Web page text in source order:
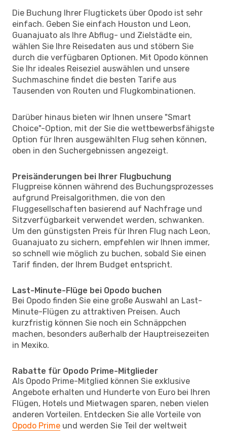
Die Buchung Ihrer Flugtickets über Opodo ist sehr
einfach. Geben Sie einfach Houston und Leon,
Guanajuato als Ihre Abflug- und Zielstädte ein,
wählen Sie Ihre Reisedaten aus und stöbern Sie
durch die verfügbaren Optionen. Mit Opodo können
Sie Ihr ideales Reiseziel auswählen und unsere
Suchmaschine findet die besten Tarife aus
Tausenden von Routen und Flugkombinationen.
Darüber hinaus bieten wir Ihnen unsere "Smart
Choice"-Option, mit der Sie die wettbewerbsfähigste
Option für Ihren ausgewählten Flug sehen können,
oben in den Suchergebnissen angezeigt.
Preisänderungen bei Ihrer Flugbuchung
Flugpreise können während des Buchungsprozesses
aufgrund Preisalgorithmen, die von den
Fluggesellschaften basierend auf Nachfrage und
Sitzverfügbarkeit verwendet werden, schwanken.
Um den günstigsten Preis für Ihren Flug nach Leon,
Guanajuato zu sichern, empfehlen wir Ihnen immer,
so schnell wie möglich zu buchen, sobald Sie einen
Tarif finden, der Ihrem Budget entspricht.
Last-Minute-Flüge bei Opodo buchen
Bei Opodo finden Sie eine große Auswahl an Last-
Minute-Flügen zu attraktiven Preisen. Auch
kurzfristig können Sie noch ein Schnäppchen
machen, besonders außerhalb der Hauptreisezeiten
in Mexiko.
Rabatte für Opodo Prime-Mitglieder
Als Opodo Prime-Mitglied können Sie exklusive
Angebote erhalten und Hunderte von Euro bei Ihren
Flügen, Hotels und Mietwagen sparen, neben vielen
anderen Vorteilen. Entdecken Sie alle Vorteile von
Opodo Prime und werden Sie Teil der weltweit